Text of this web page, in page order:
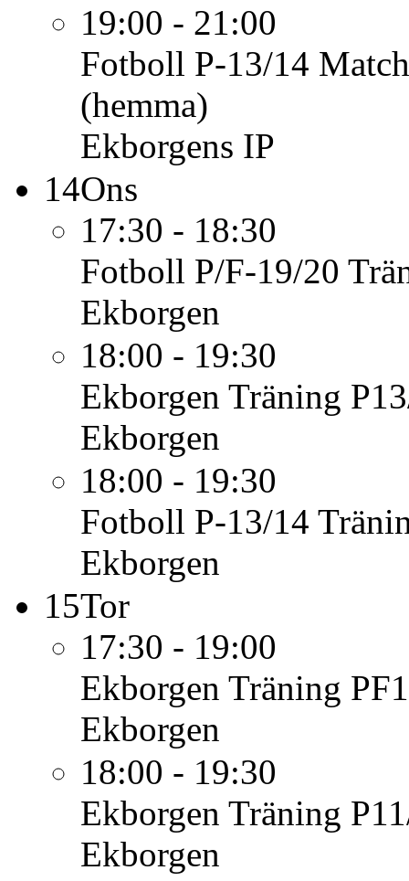
19:00 - 21:00
Fotboll P-13/14
(hemma)
Ekborgens IP
14Ons
17:30 - 18:30
Fotboll P/F-19/20
Ekborgen
18:00 - 19:30
Ekborgen Träning
Ekborgen
18:00 - 19:30
Fotboll P-13/14
Ekborgen
15Tor
17:30 - 19:00
Ekborgen Träning
Ekborgen
18:00 - 19:30
Ekborgen Träning
Ekborgen